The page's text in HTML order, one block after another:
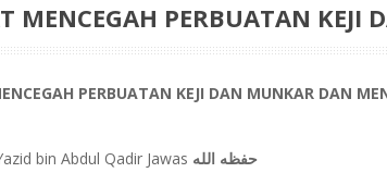
MENCEGAH PERBUATAN KEJI
PERBUATAN KEJI DAN MUNKAR DAN
bin Abdul Qadir Jawas حفظه الله